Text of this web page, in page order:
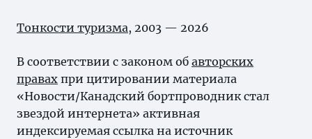
Тонкости туризма, 2003 — 2026
В соответствии с законом об авторских
правах при цитировании материала
«Новости/Канадский бортпроводник стал
звездой интернета» активная
индексируемая ссылка на источник